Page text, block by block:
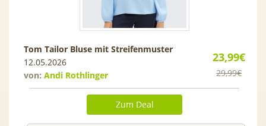
23,99€
29,99€
Tom Tailor Bluse mit Streifenmuster
12.05.2026
von: Andi Rothlinger
Zum Deal